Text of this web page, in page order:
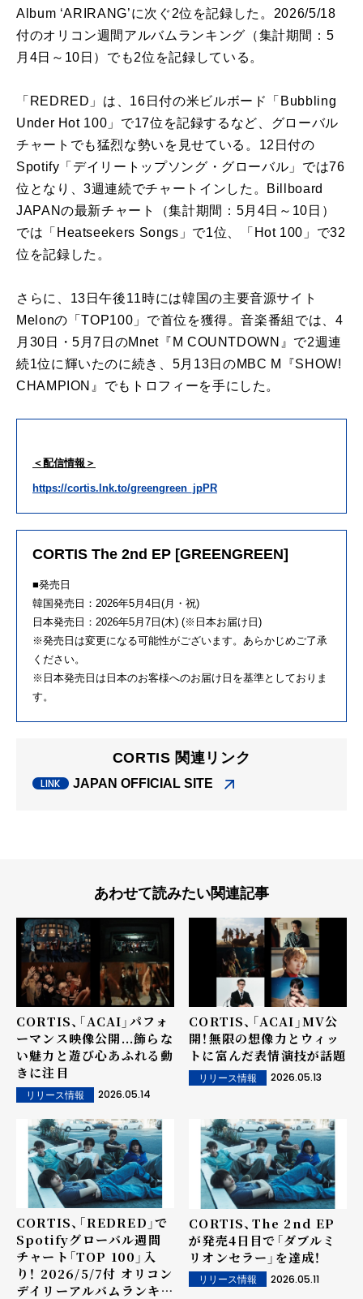
Album ‘ARIRANG’に次ぐ2位を記録した。2026/5/18
付のオリコン週間アルバムランキング（集計期間： 5
月4日～10日）でも2位を記録している。
「REDRED」は、16日付の米ビルボード「Bubbling
Under Hot 100」で17位を記録する など、グローバル
チャートでも猛烈な勢い を見せている。12日付の
Spotify「デイリートップソング・グローバル」では76
位と な り、3週連続でチャートインした。Billboard
JAPANの最新チャート（集計期間： 5月4日～10日）
では「Heatseekers Songs」で1位、「Hot 100」で32
位を記録した。
さらに 、13日午後11時には韓国の主要音源サイト
Melonの 「TOP100」で首位を獲得。音楽番組では、4
月30日・5 月7日 のMnet『M COUNTDOWN』で2週連
続1位に輝いたのに続き、 5月13日 のMBC M『SHOW!
CHAMPION』でもトロフィーを手に した。
＜配信情報＞
https://cortis.lnk.to/greengreen_jpPR
CORTIS The 2nd EP [GREENGREEN]
■発売日
韓国発売日：2026年5月4日(月・祝)
日本発売日：2026年5月7日(木) (※日本お届け日)
※発売日は変更になる可能性がございます。あらかじめご了承
ください。
※日本発売日は日本のお客様へのお届け日を基準としておりま
す。
CORTIS 関連リンク
JAPAN OFFICIAL SITE
あわせて読みたい関連記事
CORTIS、「ACAI」パフォ
ーマンス映像公開...飾らな
い魅力と遊び心あふれる動
きに注目
リリース情報 2026.05.14
CORTIS、「ACAI」MV公
開！無限の想像力とウィッ
トに富んだ表情演技が話題
リリース情報 2026.05.13
CORTIS、「REDRED」で
Spotifyグローバル週間
チャート「TOP 100」入
り！ 2026/5/7付 オリコン
デイリーアルバムランキン
CORTIS、The 2nd EP
が発売4日目で「ダブルミ
リオンセラー」を達成！
リリース情報 2026.05.11